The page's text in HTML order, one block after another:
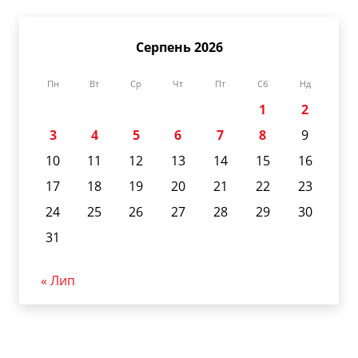
Серпень 2026
Пн Вт Ср Чт Пт Сб Нд
1
2
3
4 5 6 7 8
9
10
11 12 13 14 15
16
17
18 19 20 21 22
23
24
25 26 27 28 29
30
31
« Лип